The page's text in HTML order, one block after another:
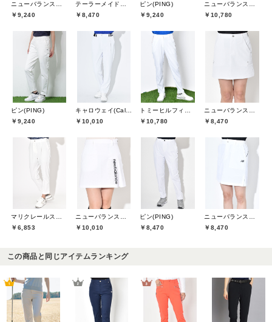
￥9,240
￥8,470
ピン(PING)
￥9,240
￥10,780
ピン(PING)
￥9,240
￥10,010
￥10,780
￥8,470
￥6,853
￥10,010
ピン(PING)
￥8,470
￥8,470
この商品と同じアイテムランキング